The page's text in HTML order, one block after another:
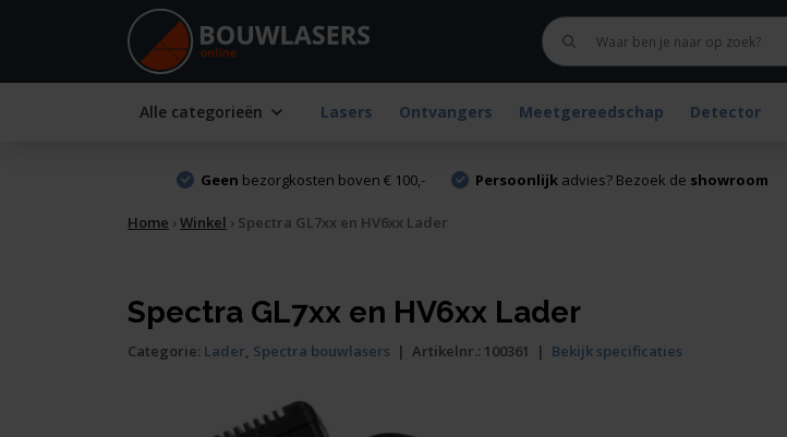
Alle categorieën Lasers Ontvangers Meetgereedschap Detector
Geen bezorgkosten boven € 100,- Persoonlijkadvies? Bezoek de showroom
Home ›Winkel › Spectra GL7xx en HV6xx Lader
Spectra GL7xx en HV6xx Lader
Categorie: Lader, Spectra bouwlasers | Artikelnr.: 100361 | Bekijk specificaties